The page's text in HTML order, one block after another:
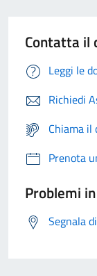
Contatta il
Leggi le
Richiedi
Chiama
Prenota
Problemi
Segnala